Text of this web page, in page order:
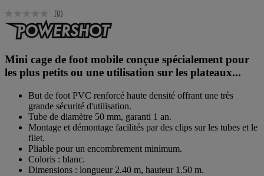
(0)
Mini cage de foot mobile conçue spécialement pour
les plus petits ou une utilisation sur les plateaux...
But de foot PVC renforcé haute densité offrant une très
grande sécurité d'utilisation.
Tube de diamètre 50 mm, garanti 1 an.
Montage et démontage facilités par des clips sur les tubes et le
filet.
Pliable pour un encombrement minimum.
Coloris : blanc.
Dimensions : longueur 2.40 m, hauteur 1.50 m.